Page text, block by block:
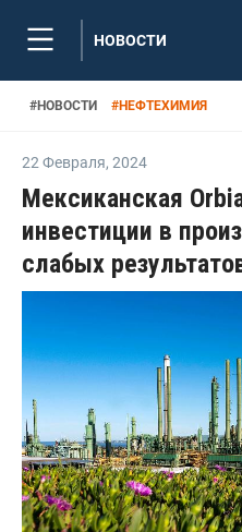
НОВОСТИ
#НОВОСТИ #НЕФТЕХИМИЯ
22 Февраля, 2024
Мексиканская
инвестиции в
слабых